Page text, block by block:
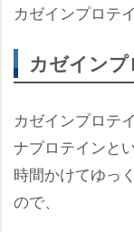
カゼインプロテ
カゼイン
カゼインプロテ
ナプロテインと
時間かけてゆっ
ので、